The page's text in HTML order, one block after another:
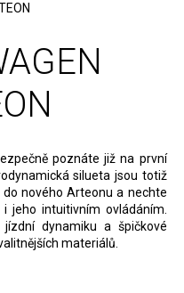
poznáte již na první
silueta jsou totiž
nového Arteonu a nechte
jeho intuitivním ovládáním.
dynamiku a špičkové
materiálů.